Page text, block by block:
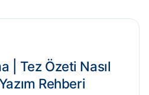
| Tez Özeti Nasıl
Rehberi